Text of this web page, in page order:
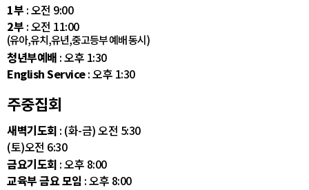
1부 : 오전 9:00
2부 : 오전 11:00
(유아,유치,유년,중고등부 예배 동시)
청년부예배 : 오후 1:30
English Service: 오후 1:30
주중집회
새벽기도회 : (화-금) 오전 5:30
(토)오전 6:30
금요기도회 : 오후 8:00
교육부 금요 모임 : 오후 8:00